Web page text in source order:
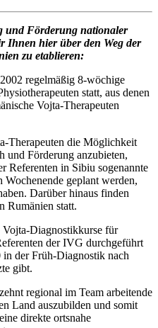
und Förderung nationaler
Ihnen hier über den Weg der
zu etablieren:
regelmäßig 8-wöchige
statt, aus denen
Vojta-Therapeuten
Therapeuten die Möglichkeit
und Förderung anzubieten,
Referenten in Sibiu sogenannte
geplant werden,
Darüber hinaus finden
Rumänien statt.
Diagnostikkurse für
der IVG durchgeführt
in der Früh-Diagnostik nach
gibt.
regional im Team arbeitende
Land auszubilden und somit
direkte ortsnahe